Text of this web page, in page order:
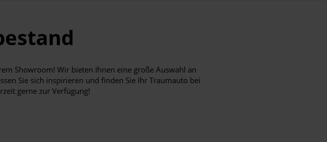
Showroom! Wir bieten Ihnen eine große Auswahl an
Sie sich inspirieren und finden Sie Ihr Traumauto bei
gerne zur Verfügung!